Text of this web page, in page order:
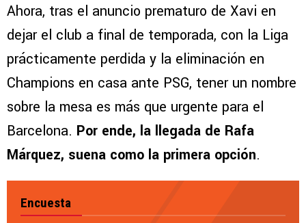
Ahora, tras el anuncio prematuro de Xavi en
dejar el club a final de temporada, con la Liga
prácticamente perdida y la eliminación en
Champions en casa ante PSG, tener un nombre
sobre la mesa es más que urgente para el
Barcelona. Por ende, la llegada de Rafa
Márquez, suena como la primera opción.
Encuesta